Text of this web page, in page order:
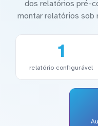
dos relatórios pré-
montar relatórios sob
1
relatório configurável